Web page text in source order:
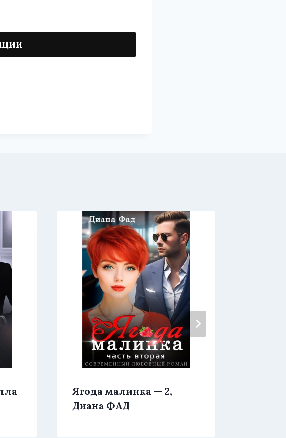
Ягода малинка — 2,
Диана ФАД